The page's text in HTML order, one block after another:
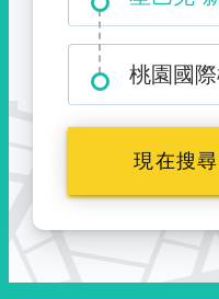
星巴克-
桃園國
現在搜